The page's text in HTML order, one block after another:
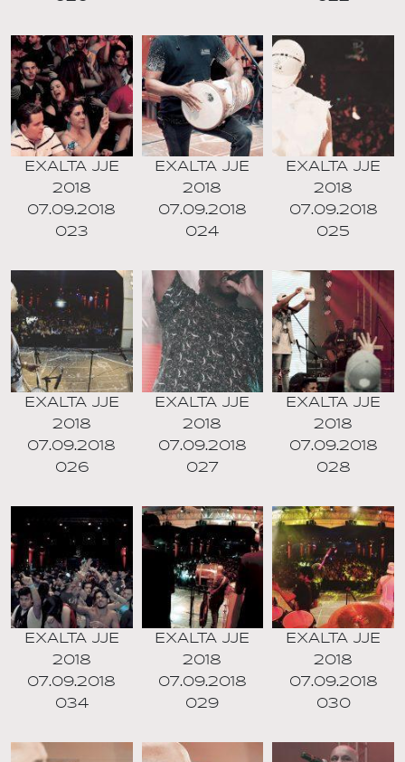
EXALTA JJE
2018
07.09.2018
023
EXALTA JJE
2018
07.09.2018
024
EXALTA JJE
2018
07.09.2018
025
EXALTA JJE
2018
07.09.2018
026
EXALTA JJE
2018
07.09.2018
027
EXALTA JJE
2018
07.09.2018
028
EXALTA JJE
2018
07.09.2018
034
EXALTA JJE
2018
07.09.2018
029
EXALTA JJE
2018
07.09.2018
030